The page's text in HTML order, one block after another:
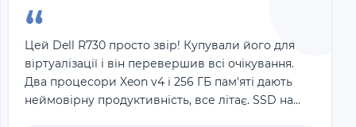
“
Цей Dell R730 просто звір! Купували його для
віртуалізації і він перевершив всі очікування.
Два процесори Xeon v4 і 256 ГБ пам'яті дають
неймовірну продуктивність, все літає. SSD на